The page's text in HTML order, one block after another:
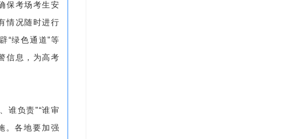
保考场考生安
情况随时进行
“绿色通道”等
信息，为高考
谁负责”“谁审
。各地要加强